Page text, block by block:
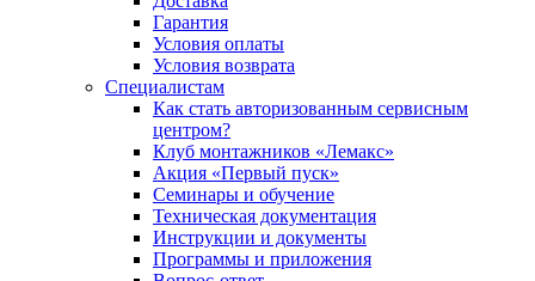
Гарантия
Условия оплаты
Условия возврата
Специалистам
Как стать авторизованным сервисным
центром?
Клуб монтажников «Лемакс»
Акция «Первый пуск»
Семинары и обучение
Техническая документация
Инструкции и документы
Программы и приложения